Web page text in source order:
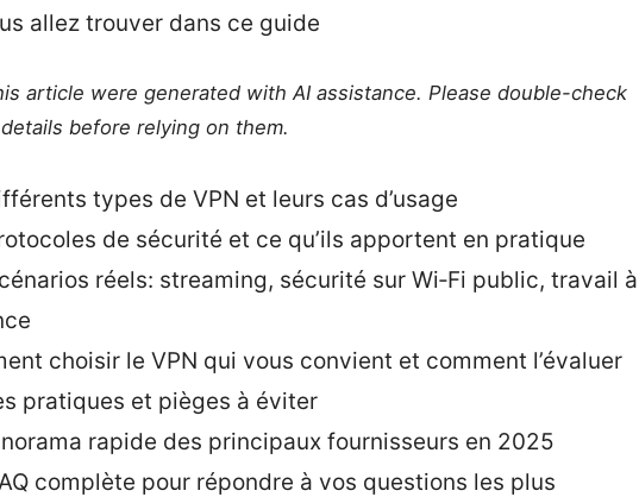
allez trouver dans ce guide
article were generated with AI assistance. Please double-check
before relying on them.
types de VPN et leurs cas d’usage
de sécurité et ce qu’ils apportent en pratique
réels: streaming, sécurité sur Wi‑Fi public, travail à
choisir le VPN qui vous convient et comment l’évaluer
pratiques et pièges à éviter
rapide des principaux fournisseurs en 2025
complète pour répondre à vos questions les plus